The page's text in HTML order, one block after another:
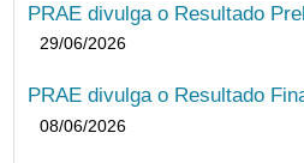
PRAE divulga o Resultado
29/06/2026
PRAE divulga o Resultado
08/06/2026